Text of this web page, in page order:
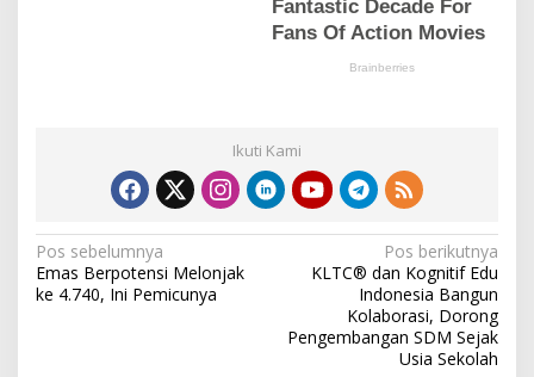
Ikuti Kami
N
a
Pos sebelumnya
Emas Berpotensi Melonjak
ke 4.740, Ini Pemicunya
Pos berikutnya
KLTC® dan Kognitif Edu
Indonesia Bangun
Kolaborasi, Dorong
Pengembangan SDM Sejak
Usia Sekolah